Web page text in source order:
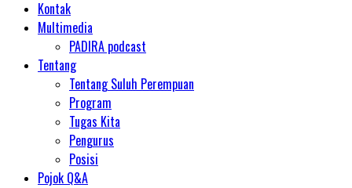
Kontak
Multimedia
PADIRA podcast
Tentang
Tentang Suluh Perempuan
Program
Tugas Kita
Pengurus
Posisi
Pojok Q&A